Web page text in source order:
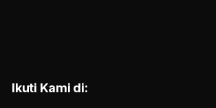
Ikuti Kami di: